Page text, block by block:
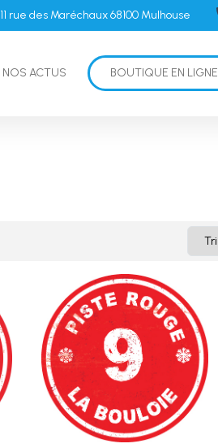
11 rue des Maréchaux 68100 Mulhouse
NOS ACTUS BOUTIQUE EN LIGNE